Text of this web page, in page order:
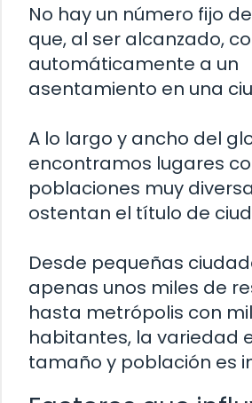
No hay un número fijo
que, al ser alcanzado,
automáticamente a un
asentamiento en una
A lo largo y ancho del
encontramos lugares
poblaciones muy
ostentan el título de
Desde pequeñas
apenas unos miles de
hasta metrópolis con
habitantes, la variedad
tamaño y población es